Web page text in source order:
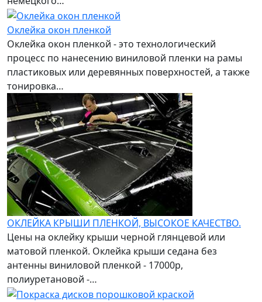
Оклейка окон пленкой
Оклейка окон пленкой - это технологический
процесс по нанесению виниловой пленки на рамы
пластиковых или деревянных поверхностей, а также
тонировка…
ОКЛЕЙКА КРЫШИ ПЛЕНКОЙ, ВЫСОКОЕ КАЧЕСТВО.
Цены на оклейку крыши черной глянцевой или
матовой пленкой. Оклейка крыши седана без
антенны виниловой пленкой - 17000р,
полиуретановой -…